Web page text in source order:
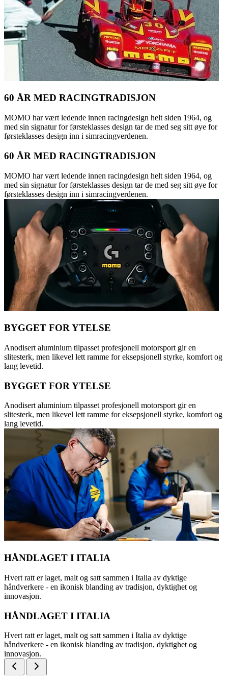
60 ÅR MED RACINGTRADISJON
MOMO har vært ledende innen racingdesign helt siden 1964, og
med sin signatur for førsteklasses design tar de med seg sitt øye for
førsteklasses design inn i simracingverdenen.
60 ÅR MED RACINGTRADISJON
MOMO har vært ledende innen racingdesign helt siden 1964, og
med sin signatur for førsteklasses design tar de med seg sitt øye for
førsteklasses design inn i simracingverdenen.
BYGGET FOR YTELSE
Anodisert aluminium tilpasset profesjonell motorsport gir en
slitesterk, men likevel lett ramme for eksepsjonell styrke, komfort og
lang levetid.
BYGGET FOR YTELSE
Anodisert aluminium tilpasset profesjonell motorsport gir en
slitesterk, men likevel lett ramme for eksepsjonell styrke, komfort og
lang levetid.
HÅNDLAGET I ITALIA
Hvert ratt er laget, malt og satt sammen i Italia av dyktige
håndverkere - en ikonisk blanding av tradisjon, dyktighet og
innovasjon.
HÅNDLAGET I ITALIA
Hvert ratt er laget, malt og satt sammen i Italia av dyktige
håndverkere - en ikonisk blanding av tradisjon, dyktighet og
innovasjon.